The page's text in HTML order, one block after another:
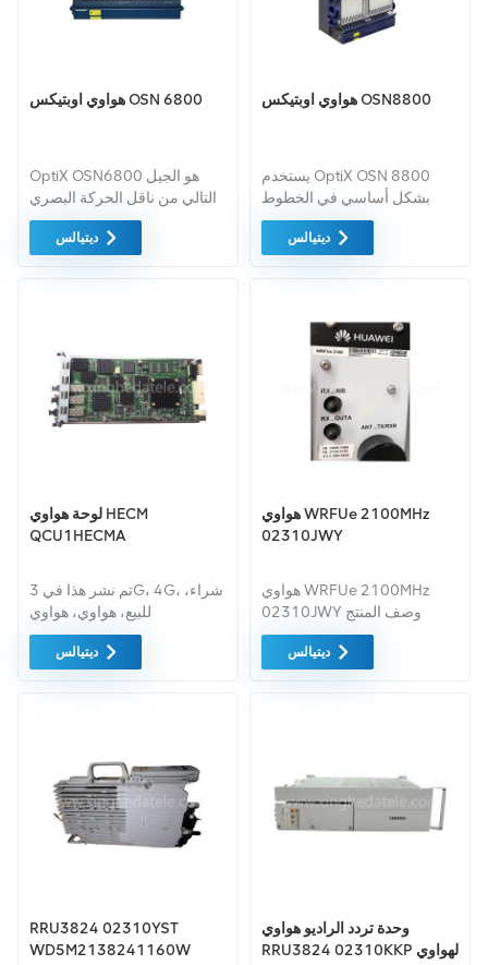
هواوي اوبتيكس OSN 6800
OptiX OSN6800 هو الجيل
التالي من ناقل الحركة البصري
الذكي من هواوي منصة. لديها
القدرة على التقارب والانتقال
حركة المرور الديناميكية المكونة
ديتيالس
هواوي اوبتيكس OSN8800
يستخدم OptiX OSN 8800
بشكل أساسي في الخطوط
الرئيسية الوطنية والإقليمية/
الإقليمية الخطوط الرئيسية
العاصمة. ويتميز بكبر حجمه
تقسيم الطول الموجي لمسافات
ديتيالس
لوحة هواوي HECM
QCU1HECMA
تم نشر هذا في 3G، 4G، شراء،
للبيع، هواوي، هواوي
BBU3900، هواوي WBBP D2،
هواوي WBBP F4، هواويديتيالس
هواوي WRFUe 2100MHz
02310JWY
هواوي WRFUe 2100MHz
02310JWY وصف المنتج
BTS3900/BTS3900A
BTS3900 هو ماكرو داخلي
للأماكن الخارجية. تتميز هذه
الإلكتروني: 880-915 (35 ميجا
هرتز) إير-جي إس إم 873-880
(7 ميجا هرتز) نقل التنوع، تلقي
الاستقبال الثابتة: -112.5
ديسيبل BTS3900A الخارجي
يوفر تأقلمًا أقوى: -40 درجة
ديتيالس
RRU3824 02310YST
WD5M2138241160W
وحدة تردد الراديو هواوي
RRU3824 02310KKP لهواوي